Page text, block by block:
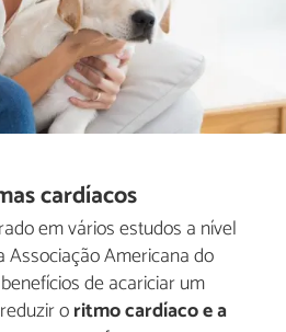
cardíacos
em vários estudos a nível
Associação Americana do
de acariciar um
oritmo cardíaco e a